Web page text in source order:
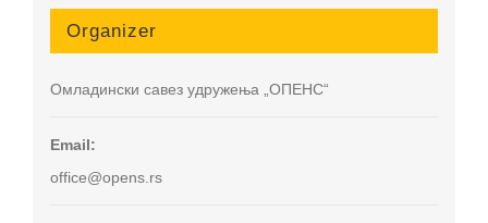
Organizer
Омладински савез удружења „ОПЕНС“
Email:
office@opens.rs